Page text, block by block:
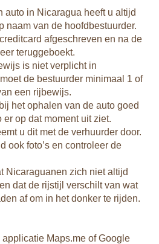
auto in Nicaragua heeft u altijd
naam van de hoofdbestuurder.
afgeschreven en na de
teruggeboekt.
is niet verplicht in
de bestuurder minimaal 1 of
een rijbewijs.
het ophalen van de auto goed
op dat moment uit ziet.
u dit met de verhuurder door.
ook foto’s en controleer de
Nicaraguanen zich niet altijd
dat de rijstijl verschilt van wat
af om in het donker te rijden.
Maps.me of Google